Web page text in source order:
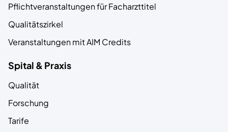
Pflichtveranstaltungen für Facharzttitel
Qualitätszirkel
Veranstaltungen mit AIM Credits
Spital & Praxis
Qualität
Forschung
Tarife